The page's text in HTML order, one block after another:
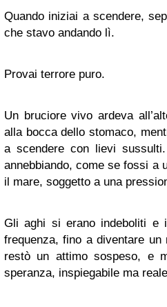
Quando iniziai a scendere,
che stavo andando lì.
Provai terrore puro.
Un bruciore vivo ardeva
alla bocca dello stomaco,
a scendere con lievi
annebbiando, come se fossi a
il mare, soggetto a una
Gli aghi si erano indeboliti e
frequenza, fino a diventare
restò un attimo sospeso, e
speranza, inspiegabile ma